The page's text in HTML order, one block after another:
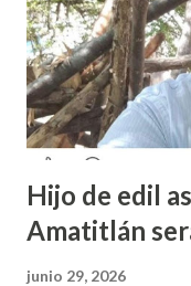
feminista la Escuela
que más denuncias
que decidieron acudir
Hijo de edil
Amatitlán
junio 29, 2026